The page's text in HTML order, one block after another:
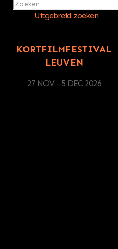
Uitgebreid zoeken
KORTFILMFESTIVAL
LEUVEN
27 NOV - 5 DEC 2026